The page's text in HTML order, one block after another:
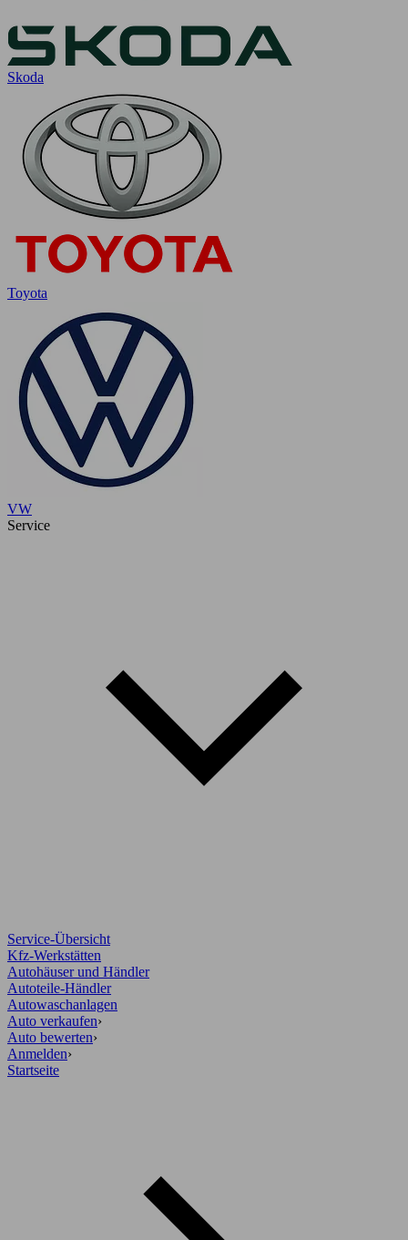
Skoda
Toyota
VW
Service
Service-Übersicht
Kfz-Werkstätten
Autohäuser und Händler
Autoteile-Händler
Autowaschanlagen
Auto verkaufen›
Auto bewerten›
Anmelden›
Startseite